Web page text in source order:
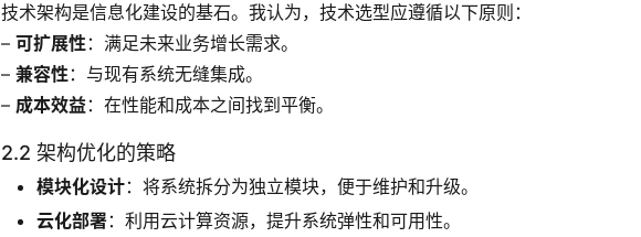
技术架构是信息化建设的基石。我认为，技术选型应遵循以下原则：
– 可扩展性：满足未来业务增长需求。
– 兼容性：与现有系统无缝集成。
– 成本效益：在性能和成本之间找到平衡。
2.2 架构优化的策略
模块化设计：将系统拆分为独立模块，便于维护和升级。
云化部署：利用云计算资源，提升系统弹性和可用性。